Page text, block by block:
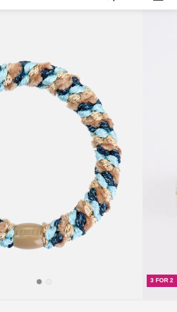
3 FOR 2